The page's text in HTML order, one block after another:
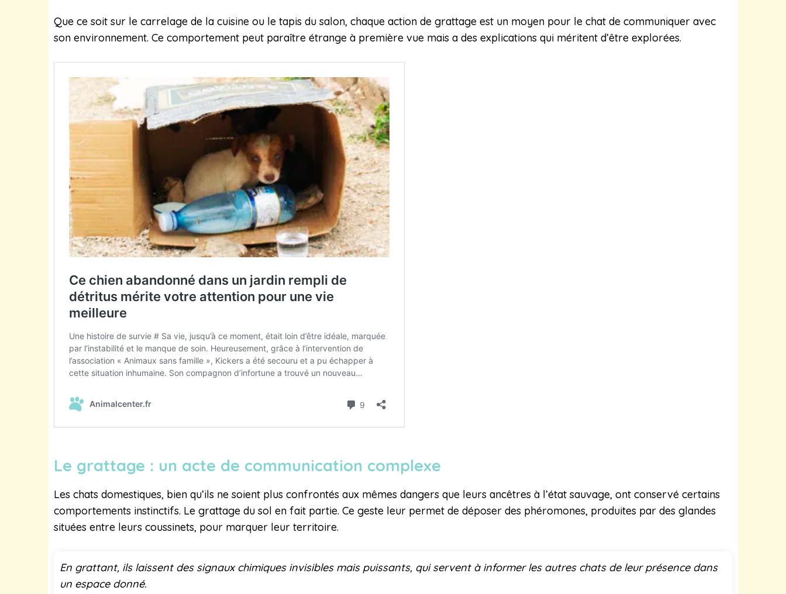
Que ce soit sur le carrelage de la cuisine ou le tapis du salon, chaque action de grattage est un moyen pour le chat de communiquer avec
son environnement. Ce comportement peut paraître étrange à première vue mais a des explications qui méritent d’être explorées.
Le grattage : un acte de communication complexe
Les chats domestiques, bien qu’ils ne soient plus confrontés aux mêmes dangers que leurs ancêtres à l’état sauvage, ont conservé certains
comportements instinctifs. Le grattage du sol en fait partie. Ce geste leur permet de déposer des phéromones, produites par des glandes
situées entre leurs coussinets, pour marquer leur territoire.
En grattant, ils laissent des signaux chimiques invisibles mais puissants, qui servent à informer les autres chats de leur présence dans
un espace donné.